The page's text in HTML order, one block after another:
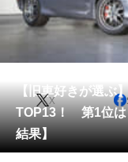
住まい
会員記事
メディア
注目記事を集めた総
【旧車好きが選ぶ
TOP13！ 第1位は
結果】
X